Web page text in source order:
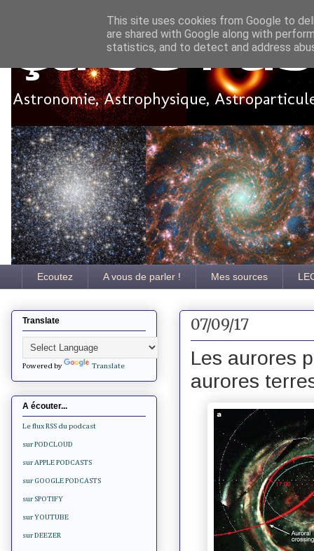
Ça se
Astronomie, Astrophysique,
Ecoutez A vous de parler ! Mes sources
07/09/17
Les aurores
aurores
Translate
Powered by Translate
A écouter...
Le flux RSS du podcast
sur PODCLOUD
sur APPLE PODCASTS
sur GOOGLE PODCASTS
sur SPOTIFY
sur YOUTUBE
sur DEEZER
This site uses cookies from Google to
are shared with Google along with
statistics, and to detect and address